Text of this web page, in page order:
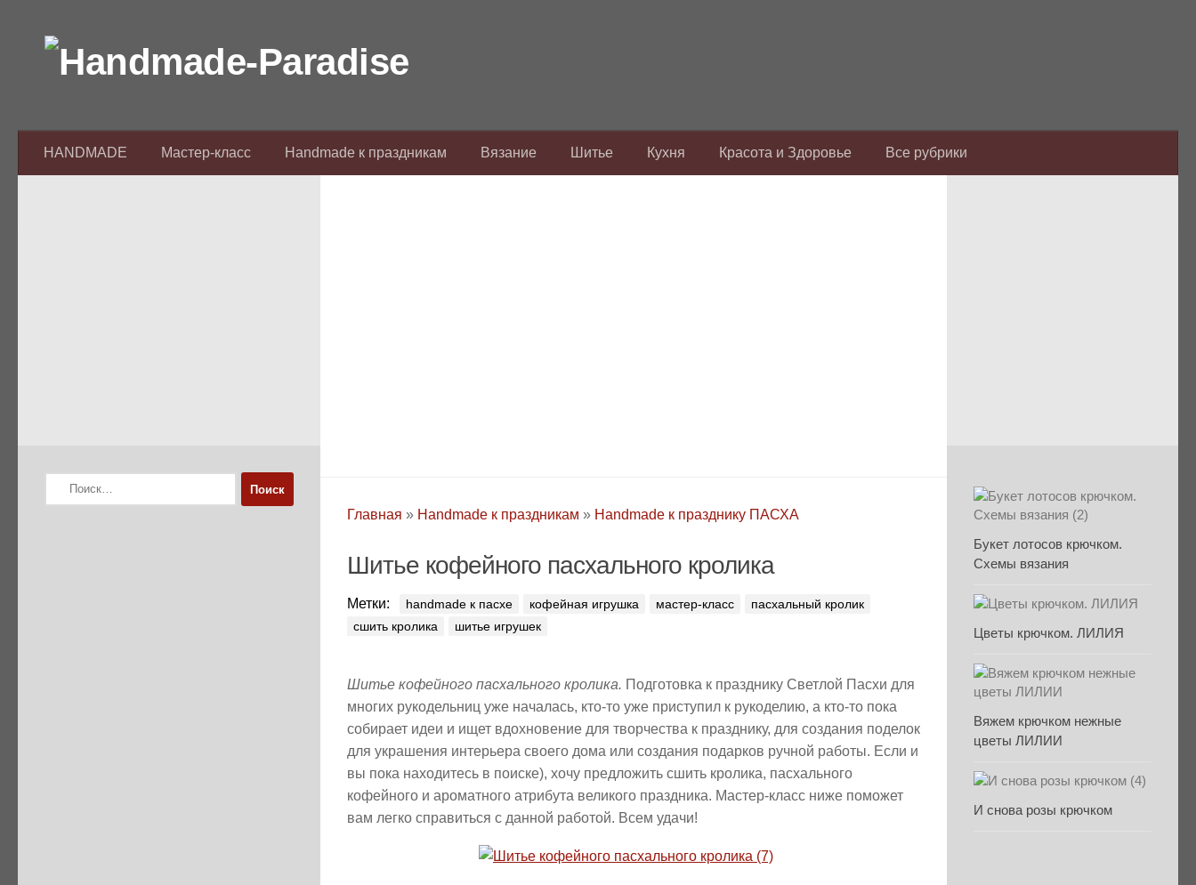
HANDMADE Мастер-класс Handmade к праздникам Вязание Шитье Кухня Красота и Здоровье Все рубрики
Главная » Handmade к праздникам » Handmade к празднику ПАСХA
Шитье кофейного пасхального кролика
Метки: handmade к пасхе кофейная игрушка мастер-класс
пасхальный кролик
сшить кролика
шитье игрушек
Шитье кофейного пасхального кролика. Подготовка к празднику Светлой Пасхи для
многих рукодельниц уже началась, кто-то уже приступил к рукоделию, а кто-то пока
собирает идеи и ищет вдохновение для творчества к празднику, для создания поделок
для украшения интерьера своего дома или создания подарков ручной работы. Если и
вы пока находитесь в поиске), хочу предложить сшить кролика, пасхального
кофейного и ароматного атрибута великого праздника. Мастер-класс ниже поможет
вам легко справиться с данной работой. Всем удачи!
Найти:
Букет лотосов крючком.
Схемы вязания
Цветы крючком. ЛИЛИЯ
Вяжем крючком нежные
цветы ЛИЛИИ
И снова розы крючком